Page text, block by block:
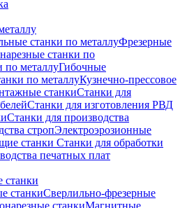
станки по металлуФрезерные
станки по
по металлуГибочные
по металлуКузнечно-прессовое
станкиСтанки для
Станки для изготовления РВД
Станки для производства
стропЭлектроэрозионные
станки Станки для обработки
печатных плат
станки
станкиСверлильно-фрезерные
станкиМагнитные